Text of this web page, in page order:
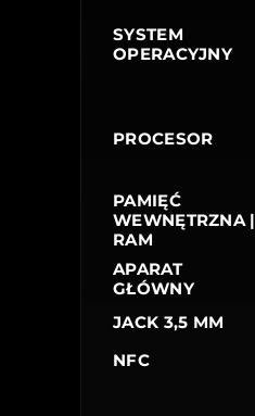
SYSTEM
OPERACYJNY
PROCESOR
PAMIĘĆ
WEWNĘTRZNA |
RAM
APARAT
GŁÓWNY
JACK 3,5 MM
NFC